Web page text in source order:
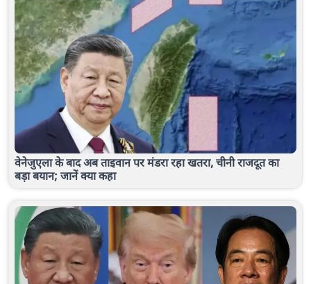
वेनेजुएला के बाद अब ताइवान पर मंडरा रहा खतरा, चीनी राजदूत का
बड़ा बयान; जानें क्या कहा